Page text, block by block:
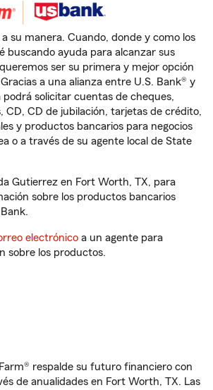
su manera. Cuando, donde y como los
buscando ayuda para alcanzar sus
ser su primera y mejor opción
a una alianza entre U.S. Bank® y
solicitar cuentas de cheques,
CD, CD de jubilación, tarjetas de crédito,
y productos bancarios para negocios
o a través de su agente local de State
Gutierrez en Fort Worth, TX, para
sobre los productos bancarios
electrónico a un agente para
sobre los productos.
respalde su futuro financiero con
de anualidades en Fort Worth, TX. Las